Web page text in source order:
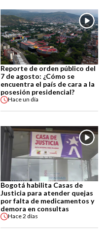
Reporte de orden público del
7 de agosto: ¿Cómo se
encuentra el país de cara a la
posesión presidencial?
Haceun día
Bogotá habilita Casas de
Justicia para atender quejas
por falta de medicamentos y
demora en consultas
Hace2 días